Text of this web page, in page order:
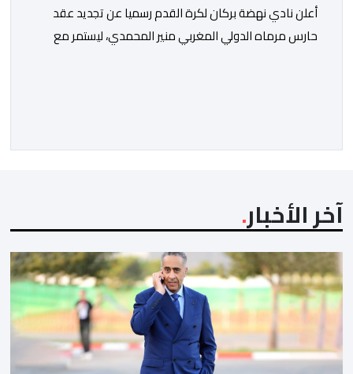
​أعلن نادي نهضة بركان لكرة القدم رسميا عن تجديد عقد
حارس مرماه الدولي المغربي منير المحمدي، ليستمر مع
استقراره الفني […]
آخر الأخبار